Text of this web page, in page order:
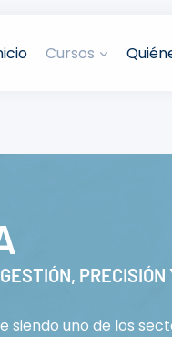
Cursos
PRECISIÓN
siendo uno de los